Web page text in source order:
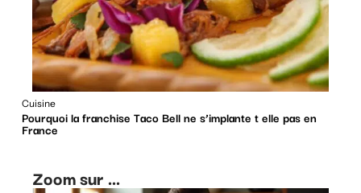
Cuisine
Pourquoi la franchise Taco Bell ne s’implante t elle pas en
France
Zoom sur ...